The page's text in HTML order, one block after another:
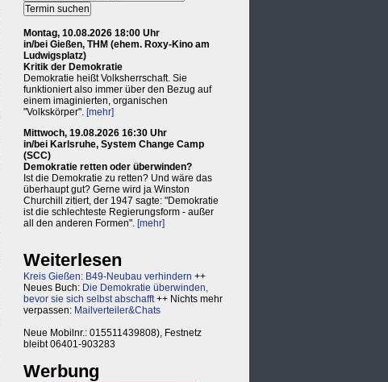
Montag, 10.08.2026 18:00 Uhr
in/bei Gießen, THM (ehem. Roxy-Kino am
Ludwigsplatz)
Kritik der Demokratie
Demokratie heißt Volksherrschaft. Sie
funktioniert also immer über den Bezug auf
einem imaginierten, organischen
"Volkskörper". [mehr]
Mittwoch, 19.08.2026 16:30 Uhr
in/bei Karlsruhe, System Change Camp
(SCC)
Demokratie retten oder überwinden?
Ist die Demokratie zu retten? Und wäre das
überhaupt gut? Gerne wird ja Winston
Churchill zitiert, der 1947 sagte: "Demokratie
ist die schlechteste Regierungsform - außer
all den anderen Formen". [mehr]
Weiterlesen
Kreis Gießen: B49-Neubau verhindern ++
Neues Buch: Die Demokratie überwinden,
bevor sie sich selbst abschafft++ Nichts mehr
verpassen: Mailverteiler&Chats
Neue Mobilnr.: 015511439808), Festnetz
bleibt 06401-903283
Werbung